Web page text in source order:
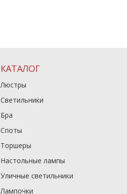
КАТАЛОГ
Люстры
Светильники
Бра
Споты
Торшеры
Настольные лампы
Уличные светильники
Лампочки